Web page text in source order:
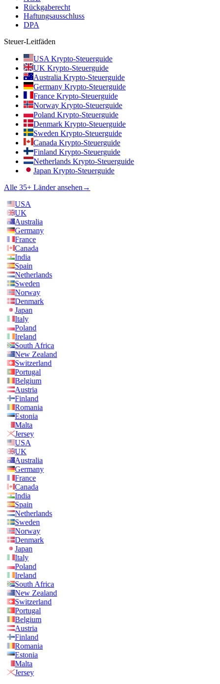
Rückgaberecht
Haftungsausschluss
DPA
Steuer-Leitfäden
USA Krypto-Steuerguide
UK Krypto-Steuerguide
Australia Krypto-Steuerguide
Germany Krypto-Steuerguide
France Krypto-Steuerguide
Norway Krypto-Steuerguide
Poland Krypto-Steuerguide
Denmark Krypto-Steuerguide
Sweden Krypto-Steuerguide
Canada Krypto-Steuerguide
Finland Krypto-Steuerguide
Netherlands Krypto-Steuerguide
Japan Krypto-Steuerguide
Alle 35+ Länder ansehen →
USA
UK
Australia
Germany
France
Canada
India
Spain
Netherlands
Sweden
Norway
Denmark
Japan
Italy
Poland
Ireland
South Africa
New Zealand
Switzerland
Portugal
Belgium
Austria
Finland
Romania
Estonia
Malta
Jersey
USA
UK
Australia
Germany
France
Canada
India
Spain
Netherlands
Sweden
Norway
Denmark
Japan
Italy
Poland
Ireland
South Africa
New Zealand
Switzerland
Portugal
Belgium
Austria
Finland
Romania
Estonia
Malta
Jersey